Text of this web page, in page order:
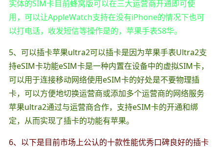
实体的SIM卡目前蜂窝版可以在三大运营商开通即可使
用，可以让AppleWatch支持在没有iPhone的情况下也可
以打电话，收发短信等操作是的，苹果手表S8华。
5、可以插卡苹果ultra2可以插卡是因为苹果手表Ultra2支
持eSIM卡功能eSIM卡是一种内置在设备中的虚拟SIM卡，
可以用于连接移动网络使用eSIM卡的好处是不要物理插
卡，可以方便地切换运营商或添加多个运营商的网络服务
苹果ultra2通过与运营商合作，支持eSIM卡的开通和绑
定，从而实现了插卡的功能有苹果。
6、以下是目前市场上公认的十款性能优秀口碑良好的插卡